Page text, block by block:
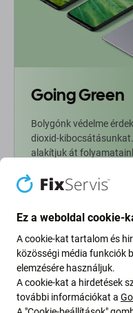
Going Green
Bolygónk védelme
dioxid-
alakítjuk át
Newsletter Fix
Iratkozzon fel, hogy
ajánlatunkról szóló
ennek az űrlapnak a
Ez a weboldal cookie-
A cookie-kat tartalom és
közösségi média funkciók
elemzésére használjuk.
A cookie-kat a hirdetések
további információkat a